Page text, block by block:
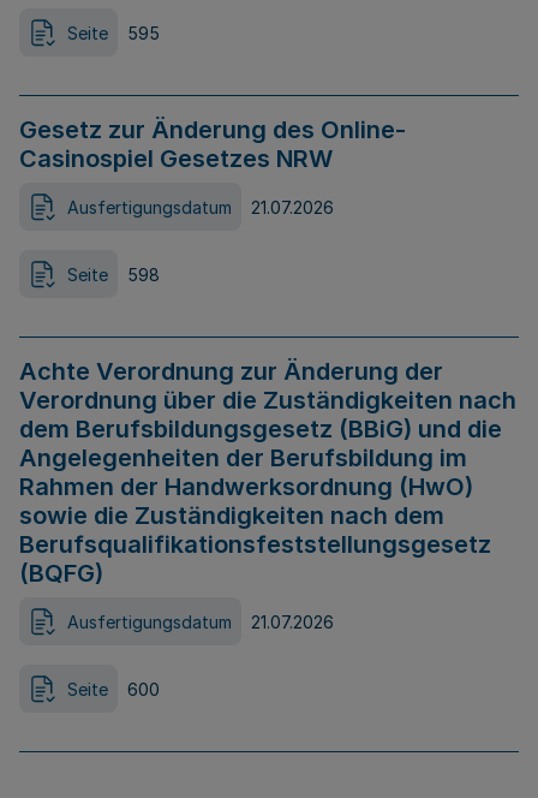
Seite 595
Gesetz zur Änderung des Online-
Casinospiel Gesetzes NRW
Ausfertigungsdatum 21.07.2026
Seite 598
Achte Verordnung zur Änderung der
Verordnung über die Zuständigkeiten nach
dem Berufsbildungsgesetz (BBiG) und die
Angelegenheiten der Berufsbildung im
Rahmen der Handwerksordnung (HwO)
sowie die Zuständigkeiten nach dem
Berufsqualifikationsfeststellungsgesetz
(BQFG)
Ausfertigungsdatum 21.07.2026
Seite 600